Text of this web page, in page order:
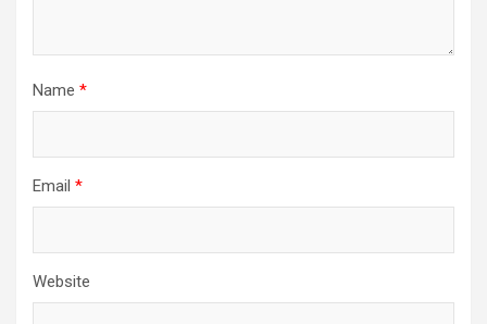
Name *
Email *
Website